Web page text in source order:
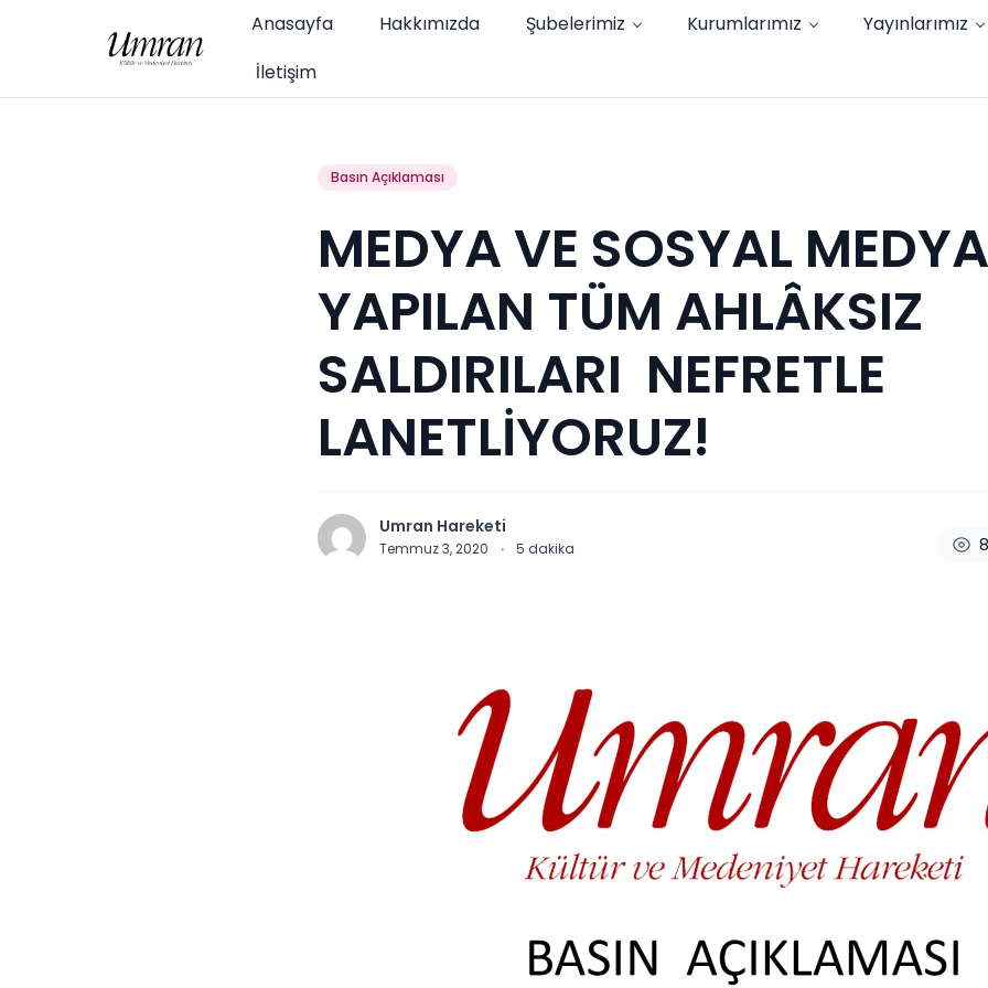
Anasayfa Hakkımızda Şubelerimiz Kurumlarımız
Yayınlarımız
İletişim
Basın Açıklaması
MEDYA VE SOSYAL
YAPILAN TÜM AHLÂKSIZ
SALDIRILARI NEFRETLE
LANETLİYORUZ!
Umran Hareketi
Temmuz 3, 2020 · 5 dakika